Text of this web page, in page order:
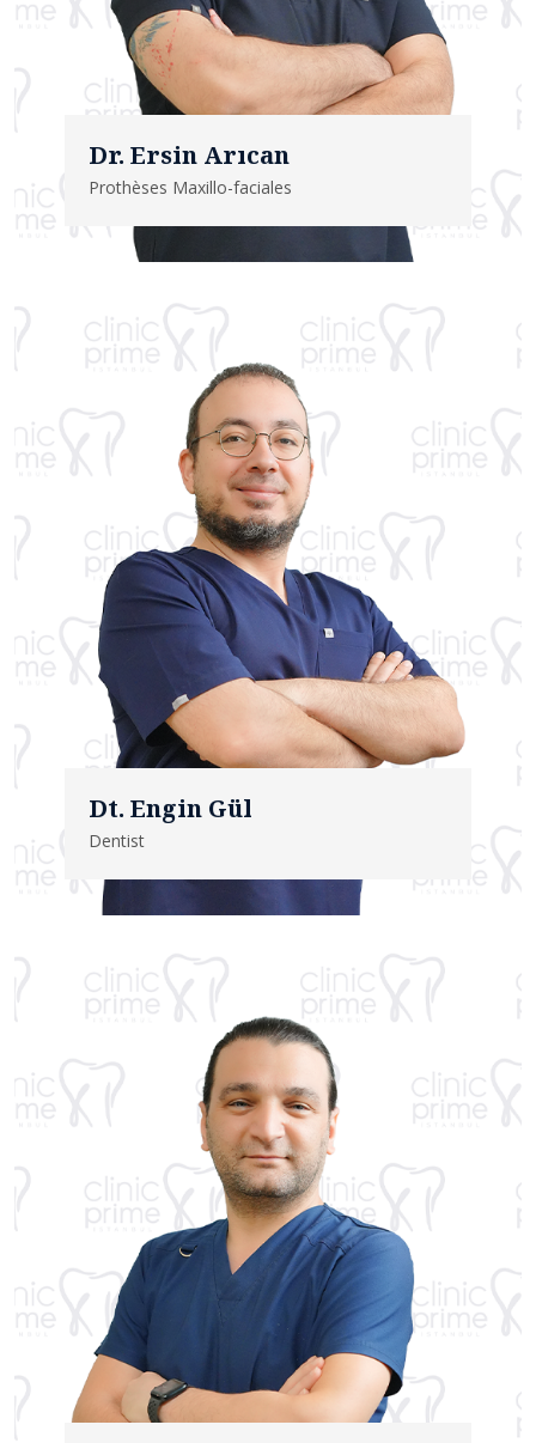
Dr. Ersin Arıcan
Prothèses Maxillo-faciales
Dt. Engin Gül
Dentist